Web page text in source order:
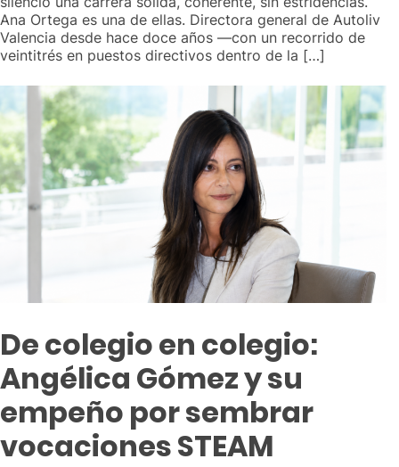
Ana Ortega es una de ellas. Directora general de Autoliv
Valencia desde hace doce años —con un recorrido de
veintitrés en puestos directivos dentro de la […]
De colegio en colegio:
Angélica Gómez y su
empeño por sembrar
vocaciones STEAM